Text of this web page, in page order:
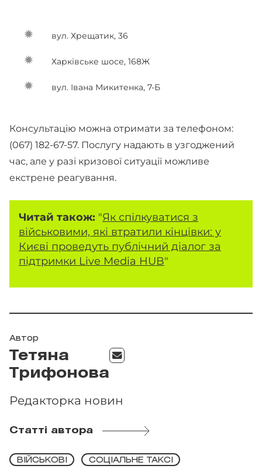
вул. Хрещатик, 36
Харківське шосе, 168Ж
вул. Івана Микитенка, 7-Б
Консультацію можна отримати за телефоном:
(067) 182-67-57. Послугу надають в узгоджений
час, але у разі кризової ситуації можливе
екстрене реагування.
Читай також: "Як спілкуватися з
військовими, які втратили кінцівки: у
Києві проведуть публічний діалог за
підтримки Live Media HUB"
Автор
Тетяна
Трифонова
Редакторка новин
Статті автора
ВІЙСЬКОВІ СОЦІАЛЬНЕ ТАКСІ